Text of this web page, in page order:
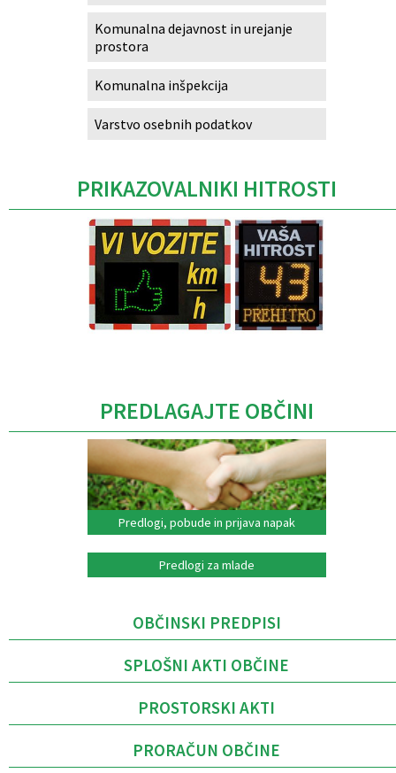
Komunalna dejavnost in urejanje
prostora
Komunalna inšpekcija
Varstvo osebnih podatkov
PRIKAZOVALNIKI HITROSTI
PREDLAGAJTE OBČINI
Predlogi, pobude in prijava napak
Predlogi za mlade
OBČINSKI PREDPISI
SPLOŠNI AKTI OBČINE
PROSTORSKI AKTI
PRORAČUN OBČINE